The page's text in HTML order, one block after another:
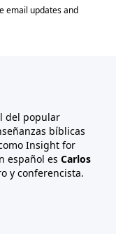
del popular
bíblicas
Insight for
español es Carlos
y conferencista.